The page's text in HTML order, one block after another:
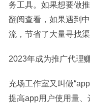
务工具。如果想要做
翻阅查看，如果遇到
流，节省了大量寻找
2023年成为推广代理
充场工作室又叫做
提高app用户使用量